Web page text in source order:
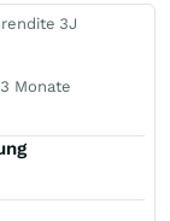
3J
Monate